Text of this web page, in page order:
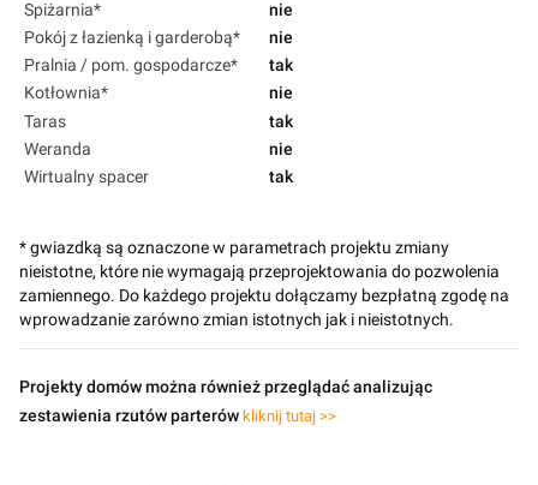
Spiżarnia*
nie
Pokój z łazienką i garderobą*
nie
Pralnia / pom. gospodarcze*
tak
Kotłownia*
nie
Taras
tak
Weranda
nie
Wirtualny spacer
tak
* gwiazdką są oznaczone w parametrach projektu zmiany
nieistotne, które nie wymagają przeprojektowania do pozwolenia
zamiennego. Do każdego projektu dołączamy bezpłatną zgodę na
wprowadzanie zarówno zmian istotnych jak i nieistotnych.
Projekty domów można również przeglądać analizując
zestawienia rzutów parterów kliknij tutaj >>